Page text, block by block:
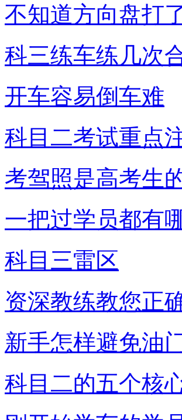
不知道方向盘打
科三练车练几次
开车容易倒车难
科目二考试重点
考驾照是高考生
一把过学员都有
科目三雷区
资深教练教您正
新手怎样避免油
科目二的五个核